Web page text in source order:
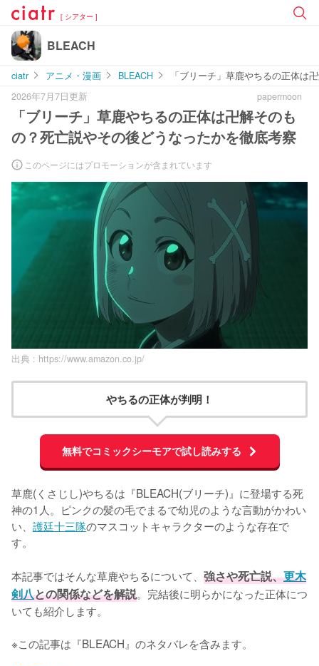
[ シアター ]
BLEACH
ciatr アニメ・漫画 BLEACH
「ブリーチ」草鹿やちるの正体は
2026年7月7日更新
papermoon
「ブリーチ」草鹿やちるの正体は卍解そのも
の？死亡説やその後どうなったかを徹底考察
このページにはプロモーションが含まれています
出典 : https://www.amazon.co.jp/
やちるの正体が判明！
無料でコミックシーモアで試し読みする
草鹿(くさじし)やちるは『BLEACH(ブリーチ)』に登場する死
神の1人。ピンクの髪の毛でまるで幼児のような言動がかわい
い、 護廷十三隊のマスコットキャラクターのような存在で
す。
本記事ではそんな草鹿やちるについて、 強さや死亡説、更木
剣八との関係などを解説。完結後に明らかになった正体につ
いても紹介します。
※この記事は『BLEACH』のネタバレを含みます。